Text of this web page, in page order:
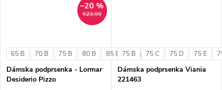
€23,99
–20 %
65 B 70 B 75 B 80 B 85 B + ďalšie
Dámska podprsenka - Lormar
Desiderio Pizzo
75 B 75 C 75 D 75 E
Dámska podprsenka Viania
221463